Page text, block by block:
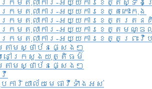
ក្រមតុលាការ-អយ្យការខេត្តស្ទឹង
ក្រមតុលាការ-អយ្យការខេត្តកោះកុង
ក្រមតុលាការ-អយ្យការខេត្តរតន
ក្រមតុលាការ-អយ្យការខេត្តមណ្
ក្រមតុលាការ-អយ្យការខេត្តព្រះវិហ
តាមស្ថាប័នផ្សេងៗ
នៅក្រសួងយុត្តិធម៌
តាមស្ថាប័នផ្សេងៗ
ារិយាល័យមេធាវីទាំងអស់​